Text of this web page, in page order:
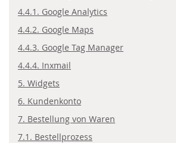
4.4.1. Google Analytics
4.4.2. Google Maps
4.4.3. Google Tag Manager
4.4.4. Inxmail
5. Widgets
6. Kundenkonto
7. Bestellung von Waren
7.1. Bestellprozess